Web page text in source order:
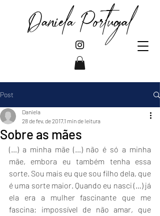
Daniela Portugal
Post
Sobre as mães
Daniela
28 de fev. de 20171 min de leitura
(…) a minha mãe (…) não é só a minha
mãe, embora eu também tenha essa
sorte. Sou mais eu que sou filho dela, que
é uma sorte maior. Quando eu nasci (…) já
ela era a mulher fascinante que me
fascina; impossível de não amar, que